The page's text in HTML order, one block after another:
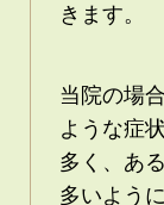
きます。
当院の場
ような症
多く、あ
多いよう